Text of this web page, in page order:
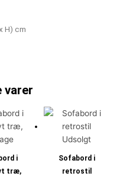
H) cm
varer
i
træ,
Udsolgt
Sofabord i
retrostil